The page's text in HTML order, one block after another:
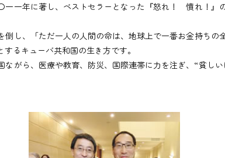
一年に著し、ベストセラーとなった『怒れ！ 憤れ！』
し、「ただ一人の人間の命は、地球上で一番お金持ち
るキューバ共和国の生き方です。
がら、医療や教育、防災、国際連帯に力を注ぎ、“貧し